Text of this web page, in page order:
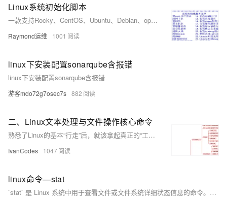
Linux系统初始化脚本
一款支持Rocky、CentOS、Ubuntu、Debian、openEuler等主流Linux发行版的系统初始化Shell脚本，涵盖网络配置、主机名设置、镜像源更换、安全加固等多项功能，适配单/双网卡环境，支持UEFI引导，提供多版本下载与持续更新。
Raymond运维 1001
linux下安装配置sonarqube含报错
linux下安装配置sonarqube含报错
游客mdo72g7osec7s 882
二、Linux文本处理与文件操作核心命令
熟悉了Linux的基本“行走”后，就该拿起真正的“工具”干活了。用grep这个“放大镜”在文件里搜索内容，用find这个“探测器”在系统中寻找文件，再用tar把东西打包带走。最关键的是要学会使用管道符|，它像一条流水线，能把这些命令串联起来，让简单工具组合出强大的功能，比如 ps -ef | grep 'nginx' 就能快速找出nginx进程。
IvanCodes 1047
linux命令—stat
`stat` 是 Linux 系统中用于查看文件或文件系统详细状态信息的命令。相比 `ls -l`，它提供更全面的信息，包括文件大小、权限、所有者、时间戳（最后访问、修改、状态变更时间）、inode 号、设备信息等。其常用选项包括 `-f` 查看文件系统状态、`-t` 以简洁格式输出、`-L` 跟踪符号链接，以及 `-c` 或 `--format` 自定义输出格式。通过这些选项，用户可以灵活获取所需信息，适用于系统调试、权限检查、磁盘管理等场景。